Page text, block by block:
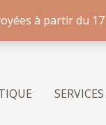
à partir du
SERVICES